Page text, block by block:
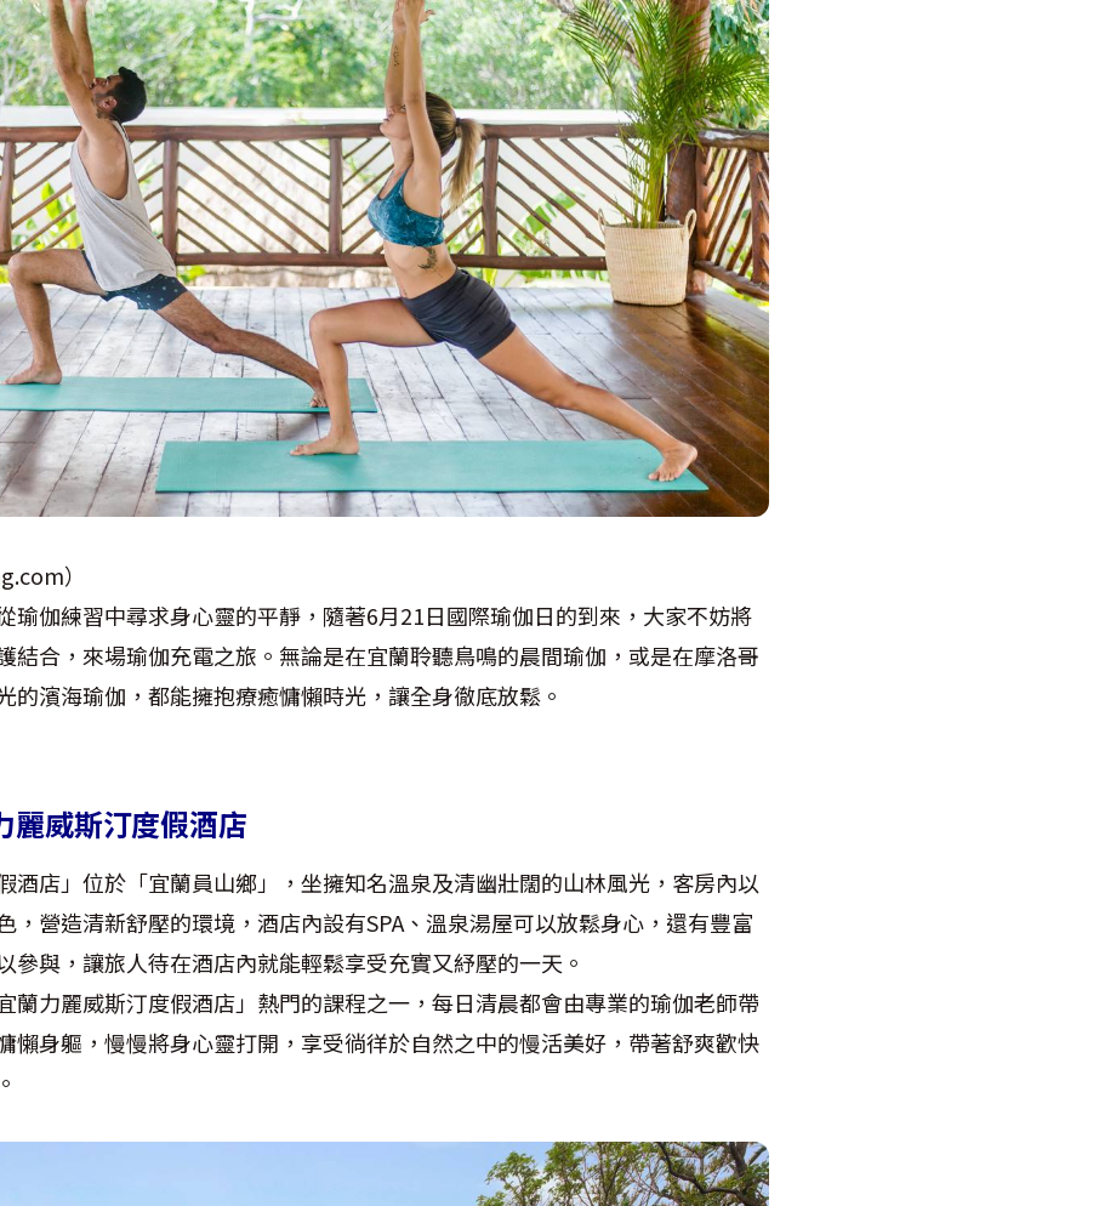
）
瑜伽練習中尋求身心靈的平靜，隨著6月21日國際瑜伽日的到來，大家不妨將
結合，來場瑜伽充電之旅。無論是在宜蘭聆聽鳥鳴的晨間瑜伽，或是在摩洛哥
的濱海瑜伽，都能擁抱療癒慵懶時光，讓全身徹底放鬆。
麗威斯汀度假酒店
酒店」位於「宜蘭員山鄉」，坐擁知名溫泉及清幽壯闊的山林風光，客房內以
，營造清新舒壓的環境，酒店內設有SPA、溫泉湯屋可以放鬆身心，還有豐富
參與，讓旅人待在酒店內就能輕鬆享受充實又紓壓的一天。
蘭力麗威斯汀度假酒店」熱門的課程之一，每日清晨都會由專業的瑜伽老師帶
懶身軀，慢慢將身心靈打開，享受徜徉於自然之中的慢活美好，帶著舒爽歡快